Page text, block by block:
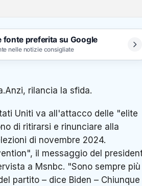
fonte preferita su Google
nelle notizie consigliate
rilancia la sfida.
Uniti va all'attacco delle "elite
di ritirarsi e rinunciare alla
di novembre 2024.
il messaggio del
a Msnbc. "Sono sempre più
partito – dice Biden – Chiunque